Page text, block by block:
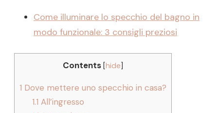
Come illuminare lo specchio del bagno in
modo funzionale: 3 consigli preziosi
Contents [hide
1 Dove mettere uno specchio in casa?
1.1 All’ingresso